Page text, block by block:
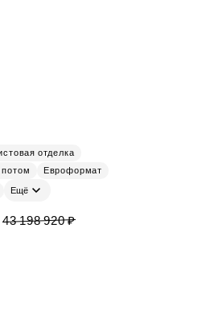
отделка
Евроформат
Ещё
43 198 920 ₽